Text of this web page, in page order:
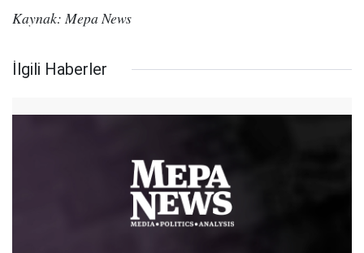
Kaynak: Mepa News
İlgili Haberler